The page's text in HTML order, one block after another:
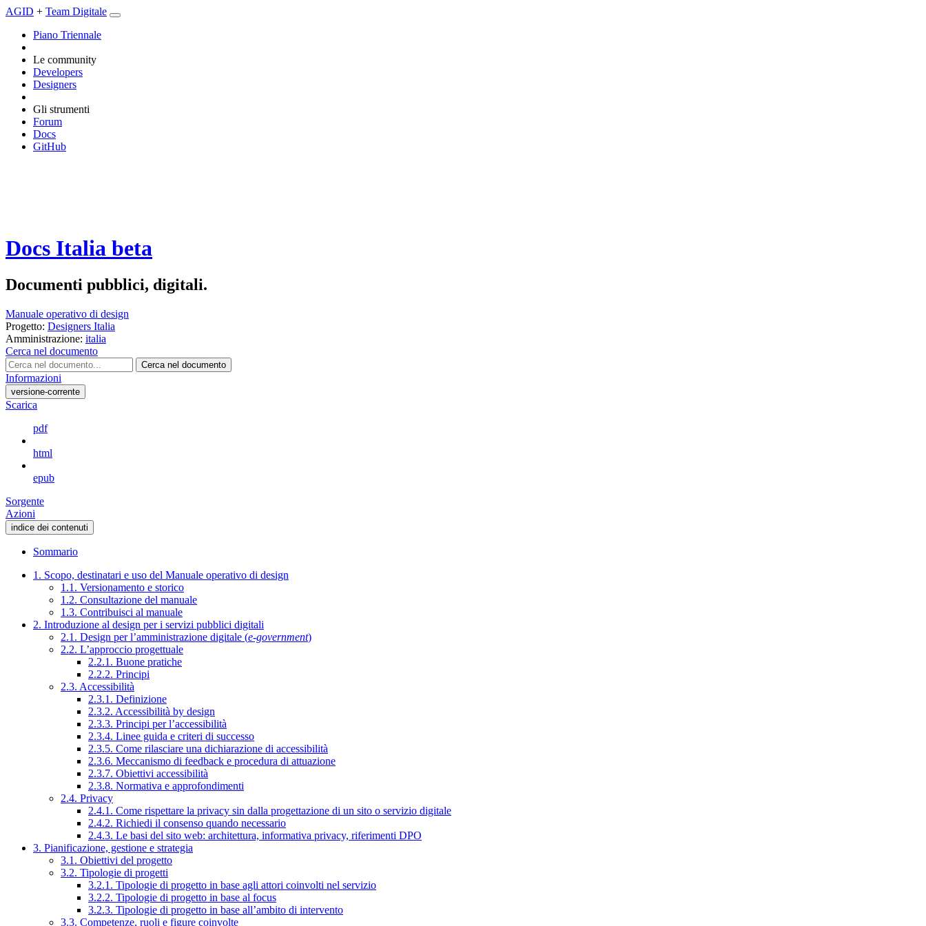
AGID + Team Digitale
Piano Triennale
Le community
Developers
Designers
Gli strumenti
Forum
Docs
GitHub
Docs Italia beta
Documenti pubblici, digitali.
Manuale operativo di design
Progetto: Designers Italia
Amministrazione: italia
Cerca nel documento
Cerca nel documento
Informazioni
versione-corrente
Scarica
pdf
html
epub
Sorgente
Azioni
indice dei contenuti
Sommario
1. Scopo, destinatari e uso del Manuale operativo di design
1.1. Versionamento e storico
1.2. Consultazione del manuale
1.3. Contribuisci al manuale
2. Introduzione al design per i servizi pubblici digitali
2.1. Design per l’amministrazione digitale (e-government)
2.2. L’approccio progettuale
2.2.1. Buone pratiche
2.2.2. Principi
2.3. Accessibilità
2.3.1. Definizione
2.3.2. Accessibilità by design
2.3.3. Principi per l’accessibilità
2.3.4. Linee guida e criteri di successo
2.3.5. Come rilasciare una dichiarazione di accessibilità
2.3.6. Meccanismo di feedback e procedura di attuazione
2.3.7. Obiettivi accessibilità
2.3.8. Normativa e approfondimenti
2.4. Privacy
2.4.1. Come rispettare la privacy sin dalla progettazione di un sito o servizio digitale
2.4.2. Richiedi il consenso quando necessario
2.4.3. Le basi del sito web: architettura, informativa privacy, riferimenti DPO
3. Pianificazione, gestione e strategia
3.1. Obiettivi del progetto
3.2. Tipologie di progetti
3.2.1. Tipologie di progetto in base agli attori coinvolti nel servizio
3.2.2. Tipologie di progetto in base al focus
3.2.3. Tipologie di progetto in base all’ambito di intervento
3.3. Competenze, ruoli e figure coinvolte